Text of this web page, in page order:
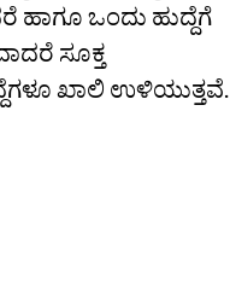
ಹಾಗೂ ಒಂದು ಹುದ್ದೆಗೆ
ಸೂಕ್ತ
ಖಾಲಿ ಉಳಿಯುತ್ತವೆ.